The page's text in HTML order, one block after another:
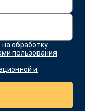
на обработку
пользования
и